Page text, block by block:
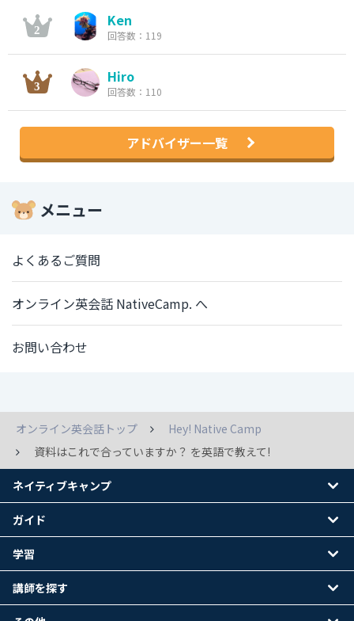
Ken
回答数：119
Hiro
回答数：110
アドバイザー一覧
メニュー
よくあるご質問
オンライン英会話 NativeCamp. へ
お問い合わせ
オンライン英会話トップ
Hey! Native Camp
資料はこれで合っていますか？ を英語で教えて!
ネイティブキャンプ
ガイド
学習
講師を探す